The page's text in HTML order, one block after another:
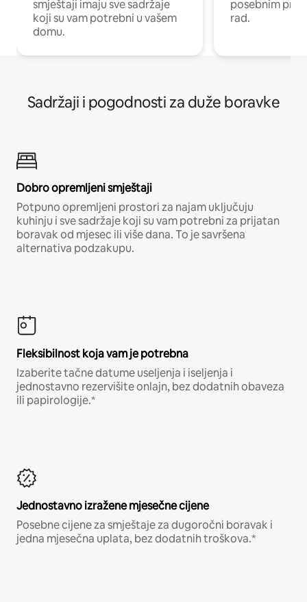
smještaji imaju sve sadržaje
koji su vam potrebni u vašem
domu.
posebnim
rad.
Sadržaji i pogodnosti za duže boravke
Dobro opremljeni smještaji
Potpuno opremljeni prostori za najam uključuju
kuhinju i sve sadržaje koji su vam potrebni za prijatan
boravak od mjesec ili više dana. To je savršena
alternativa podzakupu.
Fleksibilnost koja vam je potrebna
Izaberite tačne datume useljenja i iseljenja i
jednostavno rezervišite onlajn, bez dodatnih obaveza
ili papirologije.*
Jednostavno izražene mjesečne cijene
Posebne cijene za smještaje za dugoročni boravak i
jedna mjesečna uplata, bez dodatnih troškova.*